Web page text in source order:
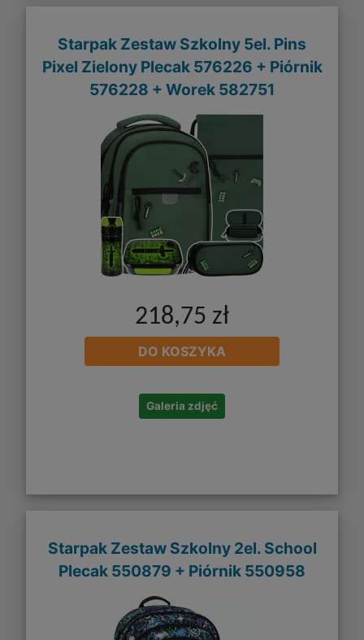
Starpak Zestaw Szkolny 5el. Pins
Pixel Zielony Plecak 576226 + Piórnik
576228 + Worek 582751
218,75 zł
DO KOSZYKA
Galeria zdjęć
Starpak Zestaw Szkolny 2el. School
Plecak 550879 + Piórnik 550958